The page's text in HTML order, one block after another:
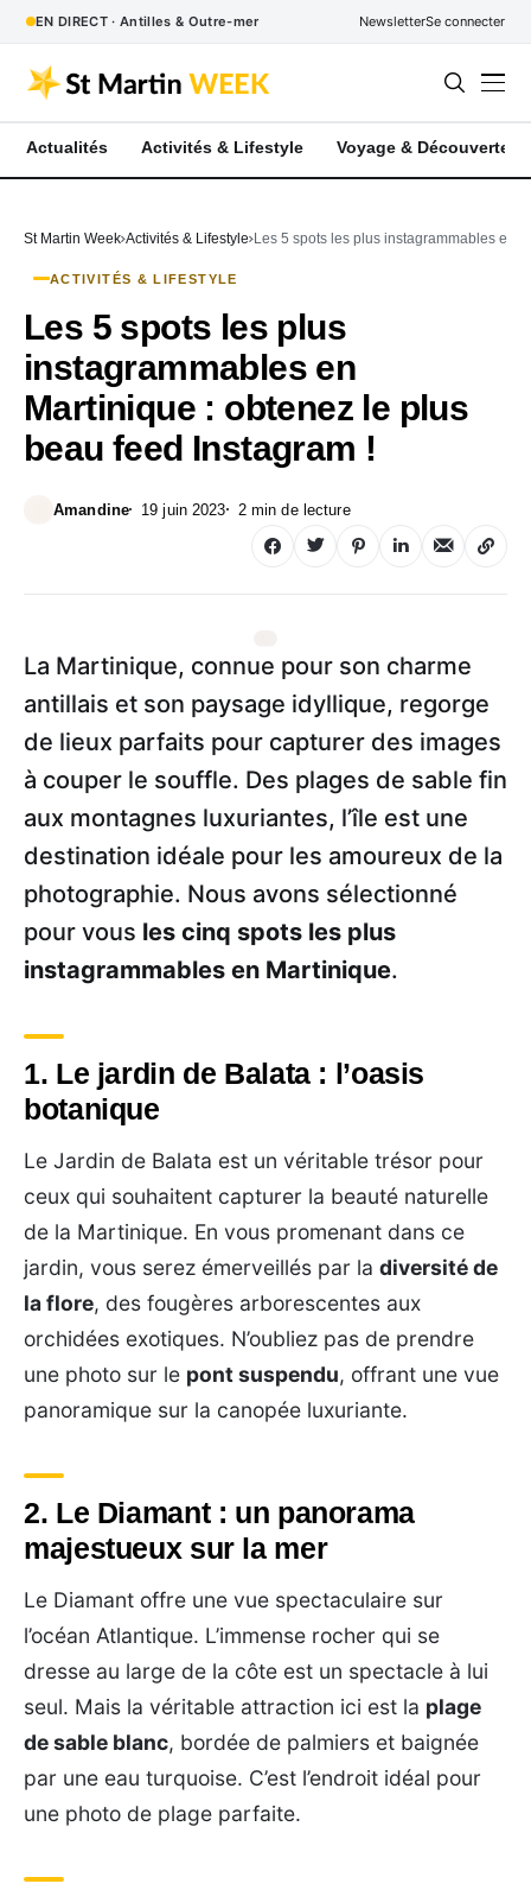
EN DIRECT · Antilles & Outre-mer NewsletterSe connecter
Actualités Activités & Lifestyle Voyage & Découverte
St Martin Week Activités & Lifestyle Les 5 spots les plus instagrammables en
ACTIVITÉS & LIFESTYLE
Les 5 spots les plus
instagrammables en
Martinique : obtenez le plus
beau feed Instagram !
Amandine 19 juin 2023 2 min de lecture
La Martinique, connue pour son charme
antillais et son paysage idyllique, regorge
de lieux parfaits pour capturer des images
à couper le souffle. Des plages de sable fin
aux montagnes luxuriantes, l’île est une
destination idéale pour les amoureux de la
photographie. Nous avons sélectionné
pour vous les cinq spots les plus
instagrammables en Martinique.
1. Le jardin de Balata : l’oasis
botanique
Le Jardin de Balata est un véritable trésor pour
ceux qui souhaitent capturer la beauté naturelle
de la Martinique. En vous promenant dans ce
jardin, vous serez émerveillés par la diversité de
la flore, des fougères arborescentes aux
orchidées exotiques. N’oubliez pas de prendre
une photo sur le pont suspendu, offrant une vue
panoramique sur la canopée luxuriante.
2. Le Diamant : un panorama
majestueux sur la mer
Le Diamant offre une vue spectaculaire sur
l’océan Atlantique. L’immense rocher qui se
dresse au large de la côte est un spectacle à lui
seul. Mais la véritable attraction ici est la plage
de sable blanc, bordée de palmiers et baignée
par une eau turquoise. C’est l’endroit idéal pour
une photo de plage parfaite.